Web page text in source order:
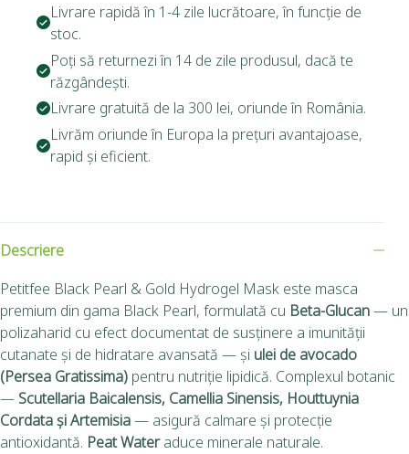
Livrare rapidă în 1-4 zile lucrătoare, în funcție de
stoc.
Poți să returnezi în 14 de zile produsul, dacă te
răzgândești.
Livrare gratuită de la 300 lei, oriunde în România.
Livrăm oriunde în Europa la prețuri avantajoase,
rapid și eficient.
Descriere
Petitfee Black Pearl & Gold Hydrogel Mask este masca
premium din gama Black Pearl, formulată cu Beta-Glucan— un
polizaharid cu efect documentat de susținere a imunității
cutanate și de hidratare avansată — și ulei de avocado
(Persea Gratissima) pentru nutriție lipidică. Complexul botanic
— Scutellaria Baicalensis, Camellia Sinensis, Houttuynia
Cordata și Artemisia— asigură calmare și protecție
antioxidantă. Peat Wateraduce minerale naturale.